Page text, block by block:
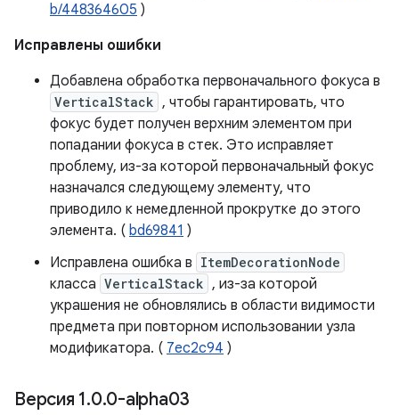
b/448364605 )
Исправлены ошибки
Добавлена ​​обработка первоначального фокуса в
VerticalStack , чтобы гарантировать, что
фокус будет получен верхним элементом при
попадании фокуса в стек. Это исправляет
проблему, из-за которой первоначальный фокус
назначался следующему элементу, что
приводило к немедленной прокрутке до этого
элемента. ( bd69841 )
Исправлена ​​ошибка в ItemDecorationNode
класса VerticalStack , из-за которой
украшения не обновлялись в области видимости
предмета при повторном использовании узла
модификатора. ( 7ec2c94 )
Версия 1.0.0-alpha03